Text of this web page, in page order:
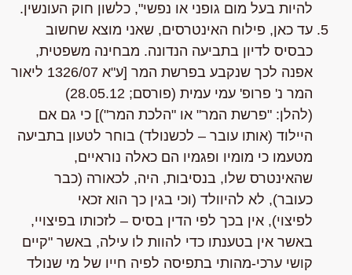
להיות בעל מום גופני או נפשי", כלשון חוק העונשין.
עד כאן, פילוח האינטרסים, שאני מוצא שחשוב
כבסיס לדיון בתביעה הנדונה. מבחינה משפטית,
אפנה לכך שנקבע בפרשת המר[ע"א 1326/07
ליאור
המר נ' פרופ' עמי עמית
(פורסם; 28.05.12)
(להלן: "פרשת המר"או "הלכת המר")] כי גם אם
היילוד (אותו עובר – לכשנולד) בוחר לטעון בתביעה
מטעמו כי מומיו ופגמיו הם כאלה נוראיים,
שהאינטרס שלו, בנסיבות, היה, לכאורה (כבר
כעובר), לא להיוולד (וכי בגין כך הוא זכאי
לפיצוי), איןבכך לפי הדין בסיס – לזכותו בפיצויי,
באשר אין בטענתו כדי להוות לו עילה, באשר "קיים
קושי ערכי-מהותי בתפיסה לפיה חייו של מי שנולד